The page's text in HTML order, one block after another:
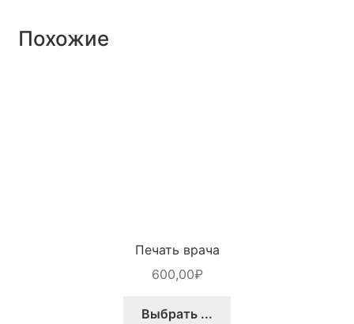
Похожие
Печать врача
600,00₽
Выбрать ...